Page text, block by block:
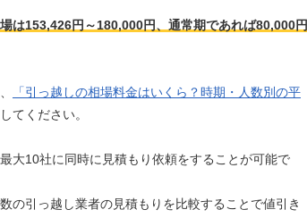
は153,426円～180,000円、通常期であれば80,000円
「引っ越しの相場料金はいくら？時期・人数別の平
てください。
大10社に同時に見積もり依頼をすることが可能で
の引っ越し業者の見積もりを比較することで値引き